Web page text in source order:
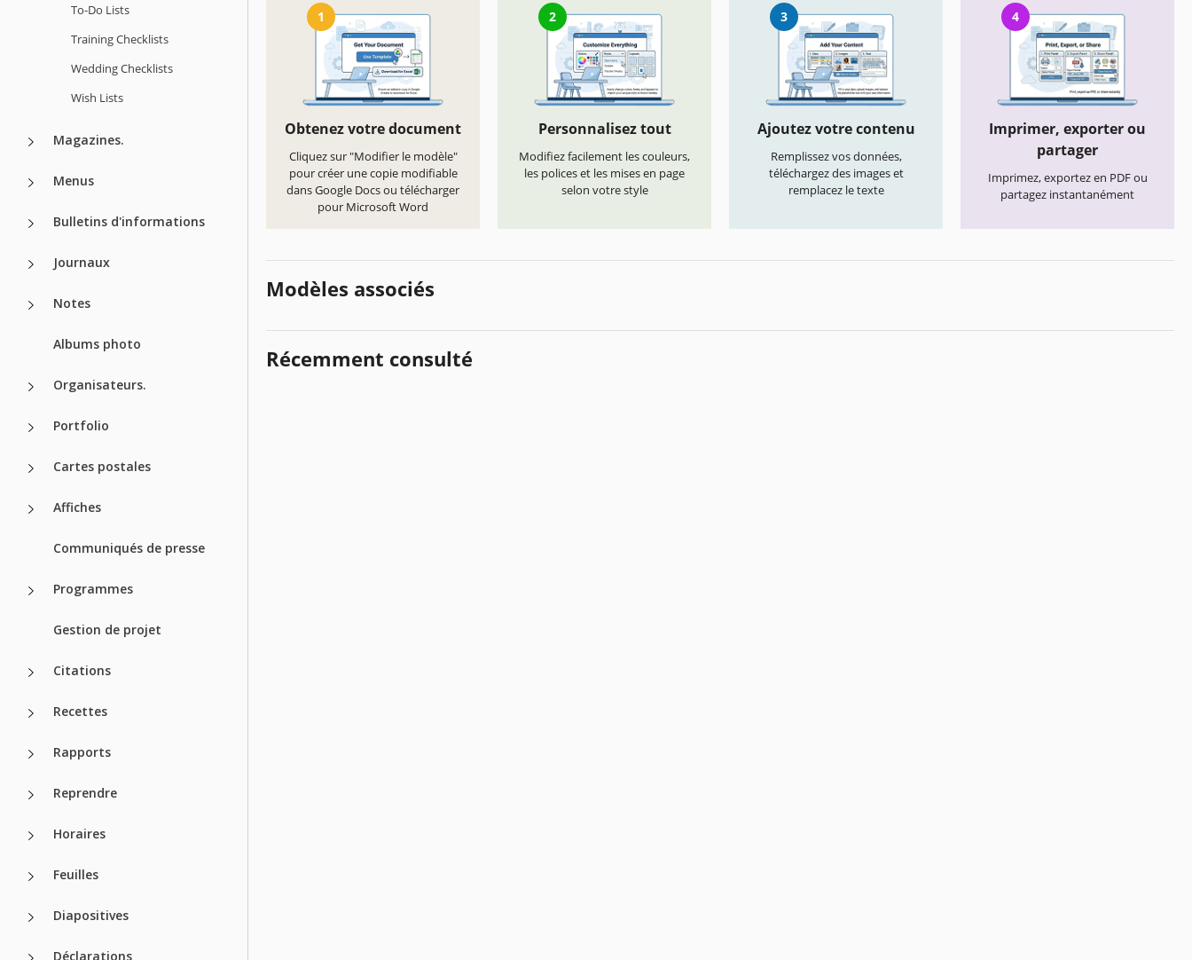
To-Do Lists
Training Checklists
Wedding Checklists
Wish Lists
Magazines.
Menus
Bulletins d'informations
Journaux
Notes
Albums photo
Organisateurs.
Portfolio
Cartes postales
Affiches
Communiqués de presse
Programmes
Gestion de projet
Citations
Recettes
Rapports
Reprendre
Horaires
Feuilles
Diapositives
Déclarations
1
Obtenez votre document
Cliquez sur "Modifier le modèle"
pour créer une copie modifiable
dans Google Docs ou télécharger
pour Microsoft Word
2
Personnalisez tout
Modifiez facilement les couleurs,
les polices et les mises en page
selon votre style
3
Ajoutez votre contenu
Remplissez vos données,
téléchargez des images et
remplacez le texte
4
Imprimer, exporter ou
partager
Imprimez, exportez en PDF ou
partagez instantanément
Modèles associés
Récemment consulté